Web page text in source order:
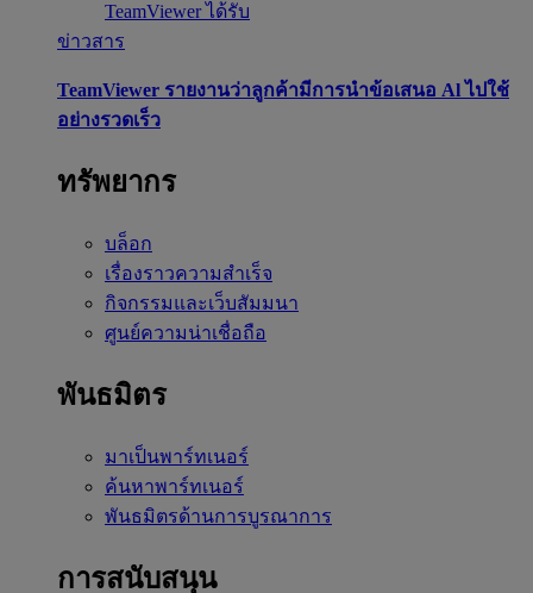
TeamViewer ได้รับ
ข่าวสาร
TeamViewer รายงานว่าลูกค้ามีการนำข้อเสนอ Al ไปใช้
อย่างรวดเร็ว
ทรัพยากร
บล็อก
เรื่องราวความสำเร็จ
กิจกรรมและเว็บสัมมนา
ศูนย์ความน่าเชื่อถือ
พันธมิตร
มาเป็นพาร์ทเนอร์
ค้นหาพาร์ทเนอร์
พันธมิตรด้านการบูรณาการ
การสนับสนุน